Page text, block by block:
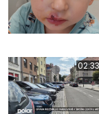
02:33